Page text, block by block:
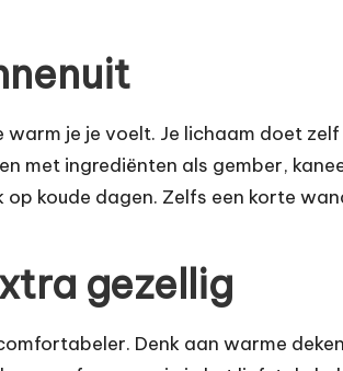
warm je je voelt. Je lichaam doet
met ingrediënten als gember,
koude dagen. Zelfs een korte
gezellig
Denk aan warme